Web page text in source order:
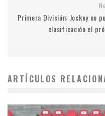
Primera División: Jockey no
clasificación el
ARTÍCULOS